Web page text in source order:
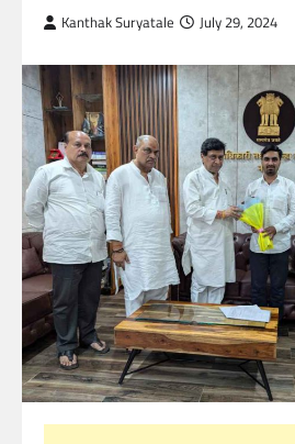
Kanthak Suryatale July 29, 2024